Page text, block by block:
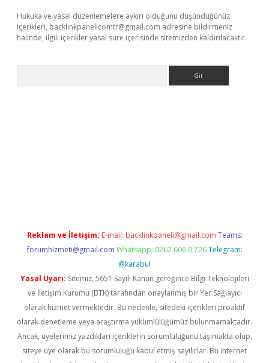
Hukuka ve yasal düzenlemelere aykırı olduğunu düşündüğünüz
içerikleri, backlinkpanelicomtr@gmail.com adresine bildirmeniz
halinde, ilgili içerikler yasal süre içerisinde sitemizden kaldırılacaktır.
Reklam ve İletişim: E-mail: backlinkpaneli@gmail.com Teams:
forumhizmeti@gmail.com Whatsapp: 0262 606 0 726 Telegram:
@karabul
Yasal Uyarı: Sitemiz, 5651 Sayılı Kanun gereğince Bilgi Teknolojileri
ve İletişim Kurumu (BTK) tarafından onaylanmış bir Yer Sağlayıcı
olarak hizmet vermektedir. Bu nedenle, sitedeki içerikleri proaktif
olarak denetleme veya araştırma yükümlülüğümüz bulunmamaktadır.
Ancak, üyelerimiz yazdıkları içeriklerin sorumluluğunu taşımakta olup,
siteye üye olarak bu sorumluluğu kabul etmiş sayılırlar. Bu internet